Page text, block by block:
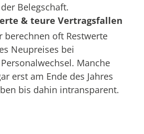
Belegschaft.
& teure Vertragsfallen
berechnen oft Restwerte
Neupreises bei
Manche
erst am Ende des Jahres
bis dahin intransparent.